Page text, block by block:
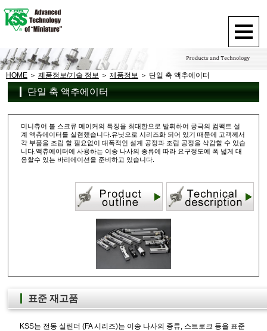
HOME 제품정보/기술 정보 제품정보 단일 축 액추에이터
단일 축 액추에이터
미니츄어 볼 스크류 메이커의 특징을 최대한으로 발휘하여 궁극의 컴팩트 설
계 액츄에이터를 실현했습니다.유닛으로 시리즈화 되어 있기 때문에 고객께서
각 부품을 조립 할 필요없이 대폭적인 설계 공정과 조립 공정을 삭감할 수 있습
니다.액츄에이터에 사용하는 이송 나사의 종류에 따라 요구정도에 폭 넓게 대
응할수 있는 바리에이션을 준비하고 있습니다.
표준 재고품
KSS는 전동 실린더 (FA 시리즈)는 이송 나사의 종류, 스트로크 등을 표준